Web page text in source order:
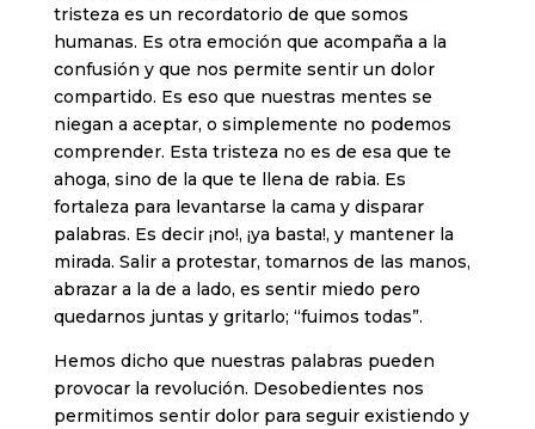
tristeza es un recordatorio de que somos
humanas. Es otra emoción que acompaña a la
confusión y que nos permite sentir un dolor
compartido. Es eso que nuestras mentes se
niegan a aceptar, o simplemente no podemos
comprender. Esta tristeza no es de esa que te
ahoga, sino de la que te llena de rabia. Es
fortaleza para levantarse la cama y disparar
palabras. Es decir ¡no!, ¡ya basta!, y mantener la
mirada. Salir a protestar, tomarnos de las manos,
abrazar a la de a lado, es sentir miedo pero
quedarnos juntas y gritarlo; “fuimos todas”.
Hemos dicho que nuestras palabras pueden
provocar la revolución. Desobedientes nos
permitimos sentir dolor para seguir existiendo y